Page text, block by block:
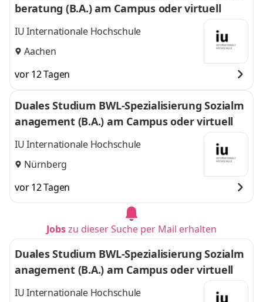
beratung (B.A.) am Campus oder virtuell
IU Internationale Hochschule
Aachen
vor 12 Tagen
Duales Studium BWL-Spezialisierung Sozialm
anagement (B.A.) am Campus oder virtuell
IU Internationale Hochschule
Nürnberg
vor 12 Tagen
Jobszu dieser Suche per Mail erhalten
Duales Studium BWL-Spezialisierung Sozialm
anagement (B.A.) am Campus oder virtuell
IU Internationale Hochschule